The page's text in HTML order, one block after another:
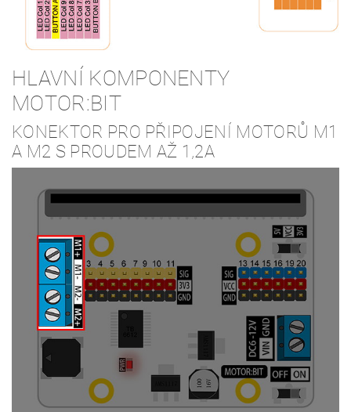
HLAVNÍ KOMPONENTY
MOTOR:BIT
KONEKTOR PRO PŘIPOJENÍ MOTORŮ M1
A M2 S PROUDEM AŽ 1,2A